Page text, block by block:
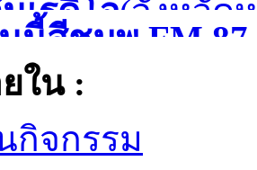
เรดิโอ(จังหวัด
นี้สีชมพู FM
คาม )
ใน :
กิจกรรม